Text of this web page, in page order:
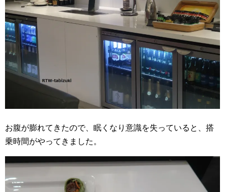
お腹が膨れてきたので、眠くなり意識を失っていると、搭
乗時間がやってきました。